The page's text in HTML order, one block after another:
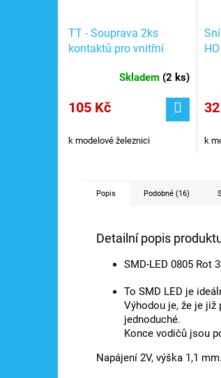
TT - Souprava 2ks
kontaktů pro vnitřní
Skladem (2 ks)
105 Kč
k modelové železnici k
Popis Podobné (16)
Detailní popis
SMD-LED 0805 Rot
To SMD LED je
Výhodou je, že je
jednoduché.
Konce vodičů jsou
Napájení 2V, výška 1,1 mm.